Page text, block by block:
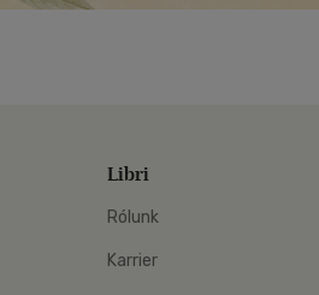
Libri
Rólunk
Karrier